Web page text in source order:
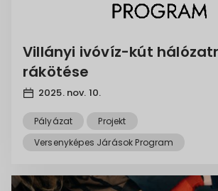
Villányi ivóvíz-kút
rákötése
2025. nov. 10.
Pályázat
Projekt
Versenyképes Járások Program